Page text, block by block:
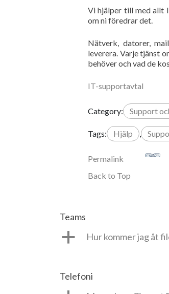
Vi hjälper till med allt
om ni föredrar det.
Nätverk, datorer,
leverera. Varje tjänst
behöver och vad de
IT-supportavtal
Category: Support
Tags: Hjälp ,
Permalink
Back to Top
Teams
a Hur kommer jag åt
Telefoni